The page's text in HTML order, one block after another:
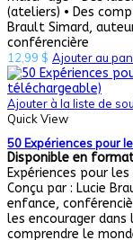
(ateliers) • Des
Brault Simard,
conférencière
12,99 $ Ajouter au
Ajouter à la liste de
Quick View
50 Expériences pour
Disponible en
Expériences pour
Conçu par : Lucie
enfance,
les encourager
comprendre le